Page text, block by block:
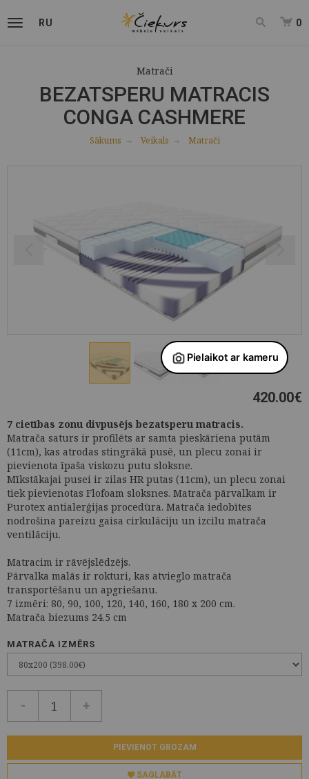
RU 0
Matrači
BEZATSPERU MATRACIS
CONGA CASHMERE
Sākums Veikals Matrači
420.00€
7 cietības zonu divpusējs bezatsperu matracis.
Matrača saturs ir profilēts ar samta pieskāriena putām
(11cm), kas atrodas stingrākā pusē, un plecu zonai ir
pievienota īpaša viskozu putu sloksne.
Mīkstākajai pusei ir zilas HR putas (11cm), un plecu zonai
tiek pievienotas Flofoam sloksnes. Matrača pārvalkam ir
Purotex antialerģijas procedūra. Matrača iedobītes
nodrošina pareizu gaisa cirkulāciju un izcilu matrača
ventilāciju.
Matracim ir rāvējslēdzējs.
Pārvalka malās ir rokturi, kas atvieglo matrača
transportēšanu un apgriešanu.
7 izmēri: 80, 90, 100, 120, 140, 160, 180 x 200 cm.
Matrača biezums 24.5 cm
MATRAČA IZMĒRS
- +
PIEVIENOT GROZAM
SAGLABĀT